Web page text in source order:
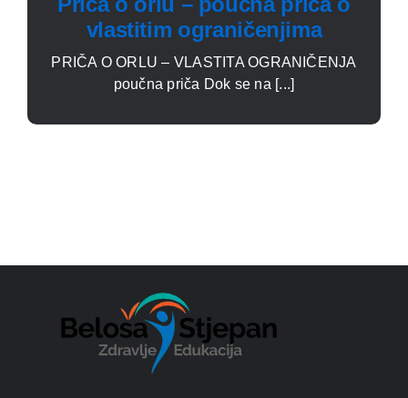
vlastitim ograničenjima
PRIČA O ORLU – VLASTITA OGRANIČENJA
poučna priča Dok se na [...]